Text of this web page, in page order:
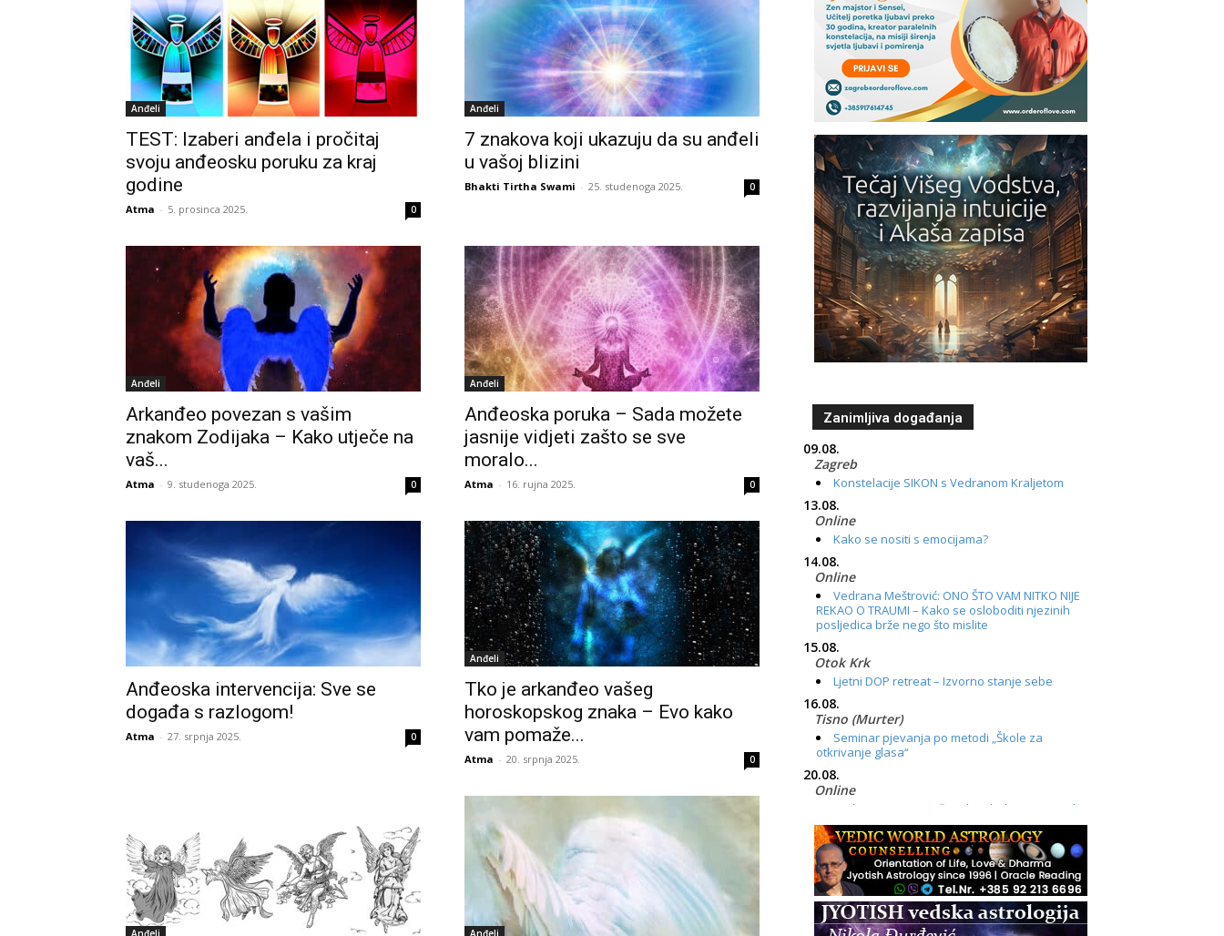
Anđeli
TEST: Izaberi anđela i pročitaj
svoju anđeosku poruku za kraj
godine
Atma - 5. prosinca 2025. 0
Anđeli
7 znakova koji ukazuju da su anđeli
u vašoj blizini
Bhakti Tirtha Swami - 25. studenoga 2025. 0
Anđeli
Arkanđeo povezan s vašim
znakom Zodijaka – Kako utječe na
vaš...
Atma - 9. studenoga 2025. 0
Anđeli
Anđeoska poruka – Sada možete
jasnije vidjeti zašto se sve
moralo...
Atma - 16. rujna 2025. 0
Anđeoska intervencija: Sve se
događa s razlogom!
Atma - 27. srpnja 2025. 0
Anđeli
Tko je arkanđeo vašeg
horoskopskog znaka – Evo kako
vam pomaže...
Atma - 20. srpnja 2025. 0
Anđeli Anđeli
Zanimljiva događanja
09.08.
Zagreb
Konstelacije SIKON s Vedranom Kraljetom
13.08.
Online
Kako se nositi s emocijama?
14.08.
Online
Vedrana Meštrović: ONO ŠTO VAM NITKO NIJE
REKAO O TRAUMI – Kako se osloboditi njezinih
posljedica brže nego što mislite
15.08.
Otok Krk
Ljetni DOP retreat – Izvorno stanje sebe
16.08.
Tisno (Murter)
Seminar pjevanja po metodi „Škole za
otkrivanje glasa“
20.08.
Online
Radionica: Pomagači iz drugih dimenzija Online
– otvoreno za sve
21.08.
Zagreb+Online
Osnovni ThetaHealing® tečaj, Zagreb i Online
22.08.
Pula